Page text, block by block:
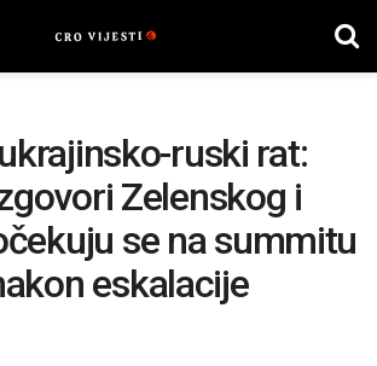
ruski rat:
Zelenskog i
se na summitu
eskalacije